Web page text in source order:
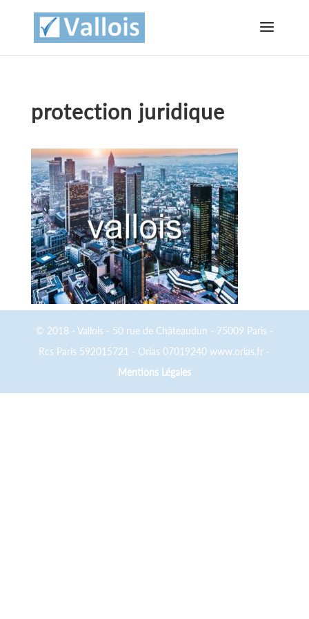
protection juridique
© 2018 - Vallois - 50 rue de Châteaudun - 75009 Paris -
Rcs Paris 592015721 - Orias 07019240 www.orias.fr -
Mentions Légales